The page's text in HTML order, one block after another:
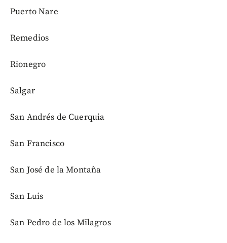
Puerto Nare
Remedios
Rionegro
Salgar
San Andrés de Cuerquia
San Francisco
San José de la Montaña
San Luis
San Pedro de los Milagros